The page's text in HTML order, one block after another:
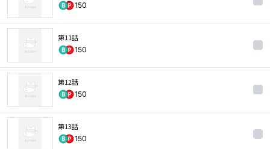
150
第11話
150
第12話
150
第13話
150